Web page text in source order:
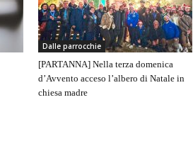
Dalle parrocchie
[PARTANNA] Nella terza domenica
d’Avvento acceso l’albero di Natale in
chiesa madre